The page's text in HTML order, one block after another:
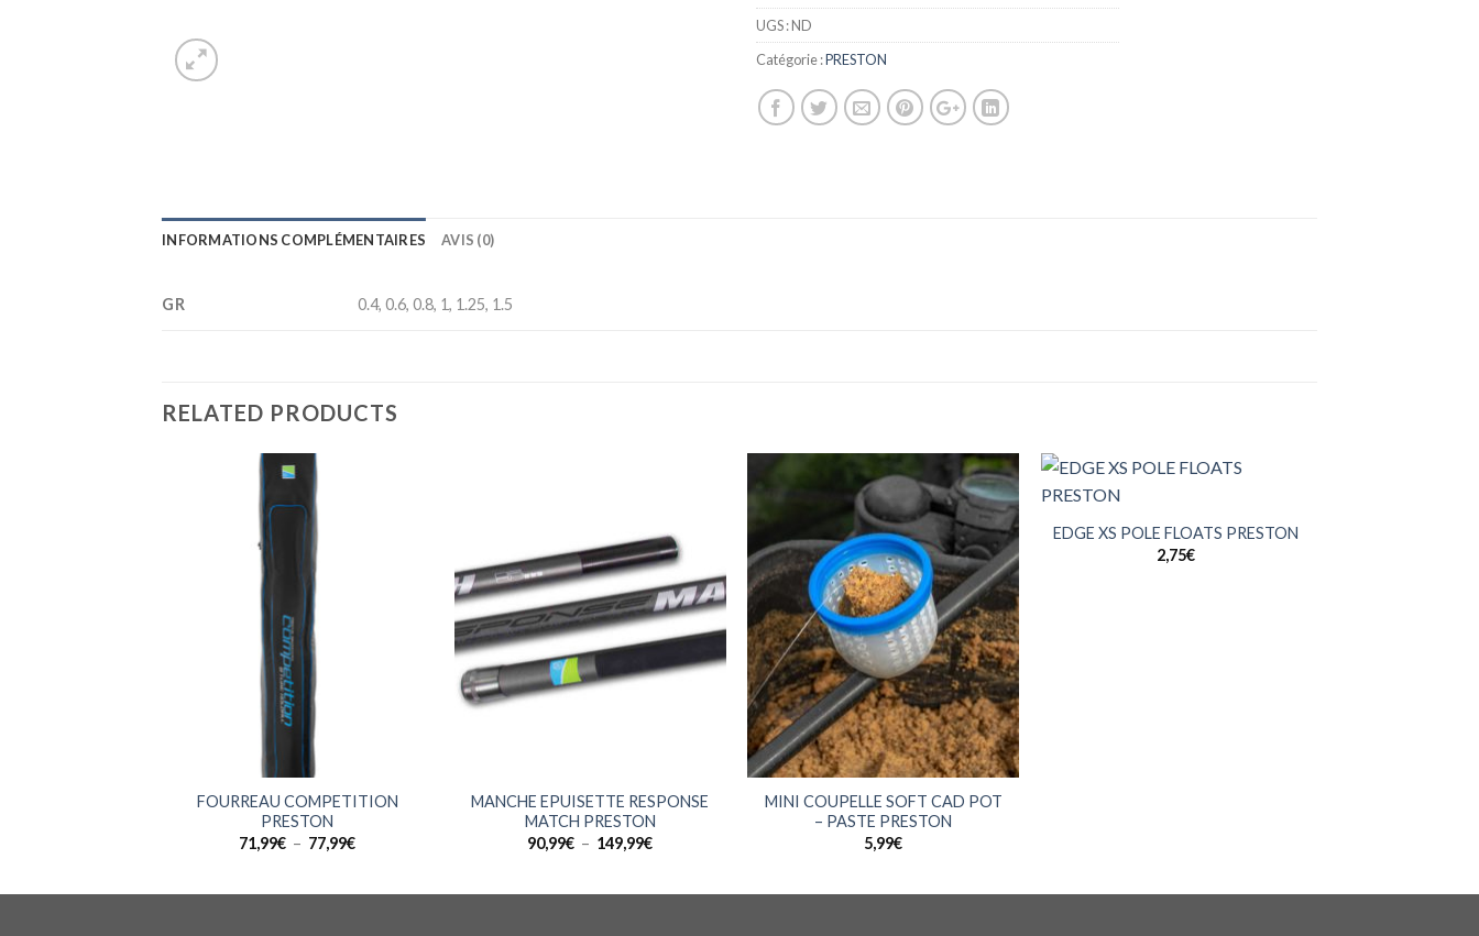
UGS :ND
Catégorie :PRESTON
INFORMATIONS COMPLÉMENTAIRES AVIS (0)
GR 0.4, 0.6, 0.8, 1, 1.25, 1.5
RELATED PRODUCTS
FOURREAU COMPETITION
PRESTON
71,99€ – 77,99€Plage
MANCHE EPUISETTE RESPONSE
MATCH PRESTON
90,99€ – 149,99€Plage
+
MINI COUPELLE SOFT CAD POT
– PASTE PRESTON
5,99€
EDGE XS POLE FLOATS PRESTON
2,75€